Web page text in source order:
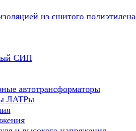
из сшитого полиэтилена
СИП
автотрансформаторы
ЛАТРы